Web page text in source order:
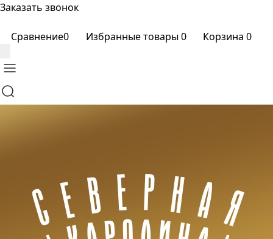
Заказать звонок
Сравнение0 Избранные товары0 Корзина 0